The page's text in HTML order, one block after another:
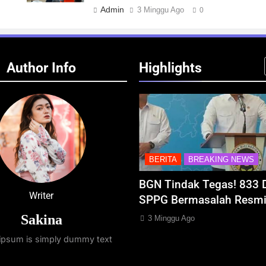
Admin 3 Minggu Ago 0
Author Info
Writer
Sakina
is simply dummy text
Highlights
NEWS
Khatulistiwa
Sukses,
Peta Wisata
BERITA BREAKING NEWS
BGN Tindak Tegas! 833 Dapur
SPPG Bermasalah Resmi
3 Minggu Ago